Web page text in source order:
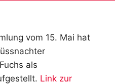
vom 15. Mai hat
als
Link zur